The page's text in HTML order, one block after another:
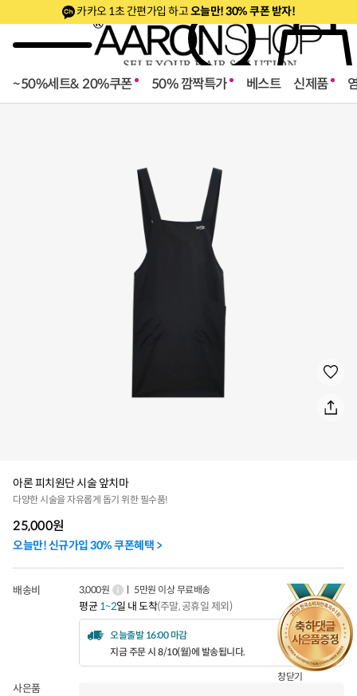
카카오 1초 간편가입 하고오늘만! 30% 쿠폰 받자!
~50%세트& 20%쿠폰 50% 깜짝특가 베스트 신제품
창닫기
아론 피치원단 시술 앞치마
다양한 시술을 자유롭게 돕기 위한 필수품!
25,000원
오늘만! 신규가입 30% 쿠폰혜택 >
배송비 3,000원 ㅣ 5만원 이상 무료배송
평균1~2일 내 도착(주말, 공휴일 제외)
오늘출발 16:00 마감
지금 주문 시 8/10(월)에 발송됩니다.
사은품